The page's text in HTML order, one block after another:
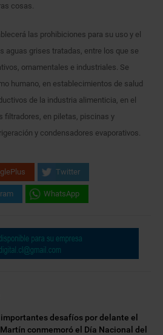
cosas.
las prohibiciones para su uso y el
aguas grises tratadas, entre los que se
ornamentales e industriales. Se
humano, en establecimientos de salud
de la industria alimenticia, en el
filtradores, en piletas, piscinas y
y condensadores evaporativos.
Twitter
WhatsApp
importantes desafíos por delante el
conmemoró el Día Nacional del